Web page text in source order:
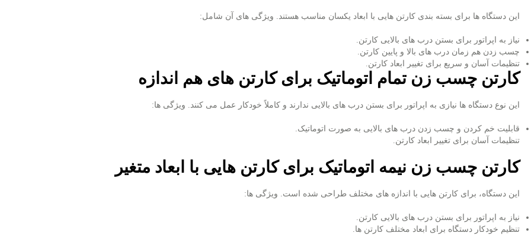
این دستگاه ‌ها برای بسته ‌بندی کارتن‌ هایی با ابعاد یکسان مناسب هستند. ویژگی ‌های آن شامل:
نیاز به اپراتور برای بستن درب‌ های بالایی کارتن.
چسب زدن هم ‌زمان درب ‌های بالا و پایین کارتن.
تنظیمات آسان و سریع برای تغییر ابعاد کارتن.
کارتن چسب زن تمام ‌اتوماتیک برای کارتن‌ های هم ‌اندازه
این نوع دستگاه‌ ها نیازی به اپراتور برای بستن درب ‌های بالایی ندارند و کاملاً خودکار عمل می ‌کنند. ویژگی ‌ها:
قابلیت خم کردن و چسب زدن درب ‌های بالایی به ‌صورت اتوماتیک.
تنظیمات آسان برای تغییر ابعاد کارتن.
کارتن چسب زن نیمه ‌اتوماتیک برای کارتن ‌هایی با ابعاد متغیر
این دستگاه، برای کارتن‌ هایی با اندازه‌ های مختلف طراحی شده است. ویژگی ‌ها:
نیاز به اپراتور برای بستن درب ‌های بالایی کارتن.
تنظیم خودکار دستگاه برای ابعاد مختلف کارتن ‌ها.